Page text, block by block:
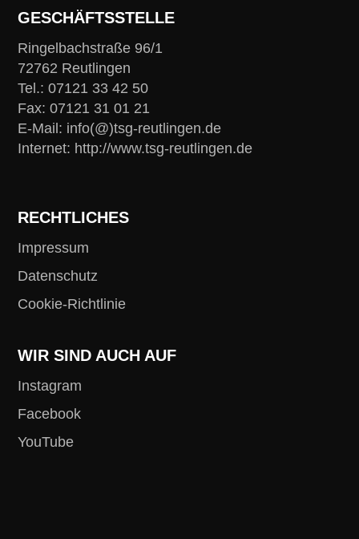
GESCHÄFTSSTELLE
Ringelbachstraße 96/1
72762 Reutlingen
Tel.: 07121 33 42 50
Fax: 07121 31 01 21
E-Mail: info(@)tsg-reutlingen.de
Internet: http://www.tsg-reutlingen.de
RECHTLICHES
Impressum
Datenschutz
Cookie-Richtlinie
WIR SIND AUCH AUF
Instagram
Facebook
YouTube